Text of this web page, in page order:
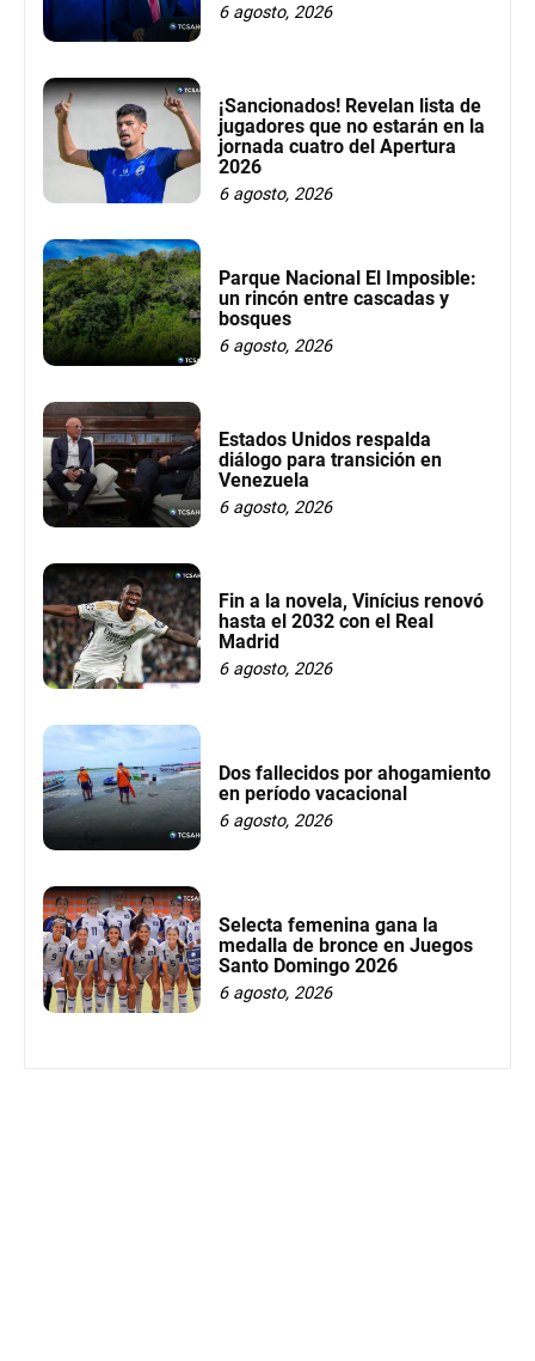
6 agosto, 2026
¡Sancionados! Revelan lista de
jugadores que no estarán en la
jornada cuatro del Apertura
2026
6 agosto, 2026
Parque Nacional El Imposible:
un rincón entre cascadas y
bosques
6 agosto, 2026
Estados Unidos respalda
diálogo para transición en
Venezuela
6 agosto, 2026
Fin a la novela, Vinícius renovó
hasta el 2032 con el Real
Madrid
6 agosto, 2026
Dos fallecidos por ahogamiento
en período vacacional
6 agosto, 2026
Selecta femenina gana la
medalla de bronce en Juegos
Santo Domingo 2026
6 agosto, 2026